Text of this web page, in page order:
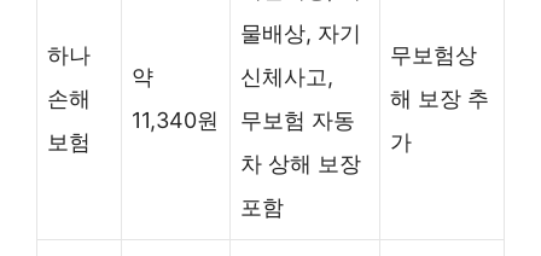
하나
손해
보험
약
11,340원
물배상, 자기
신체사고,
무보험 자동
차 상해 보장
포함
무보험상
해 보장 추
가